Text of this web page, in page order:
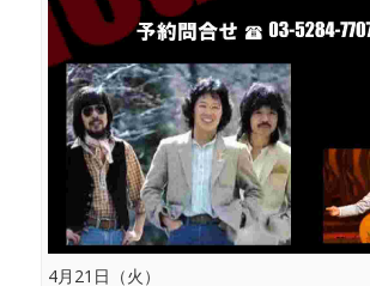
4月21日（火）